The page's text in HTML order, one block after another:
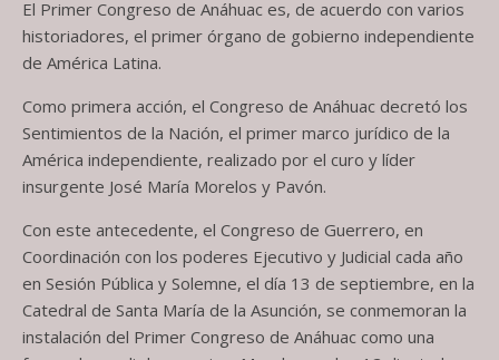
El Primer Congreso de Anáhuac es, de acuerdo con varios
historiadores, el primer órgano de gobierno independiente
de América Latina.
Como primera acción, el Congreso de Anáhuac decretó los
Sentimientos de la Nación, el primer marco jurídico de la
América independiente, realizado por el curo y líder
insurgente José María Morelos y Pavón.
Con este antecedente, el Congreso de Guerrero, en
Coordinación con los poderes Ejecutivo y Judicial cada año
en Sesión Pública y Solemne, el día 13 de septiembre, en la
Catedral de Santa María de la Asunción, se conmemoran la
instalación del Primer Congreso de Anáhuac como una